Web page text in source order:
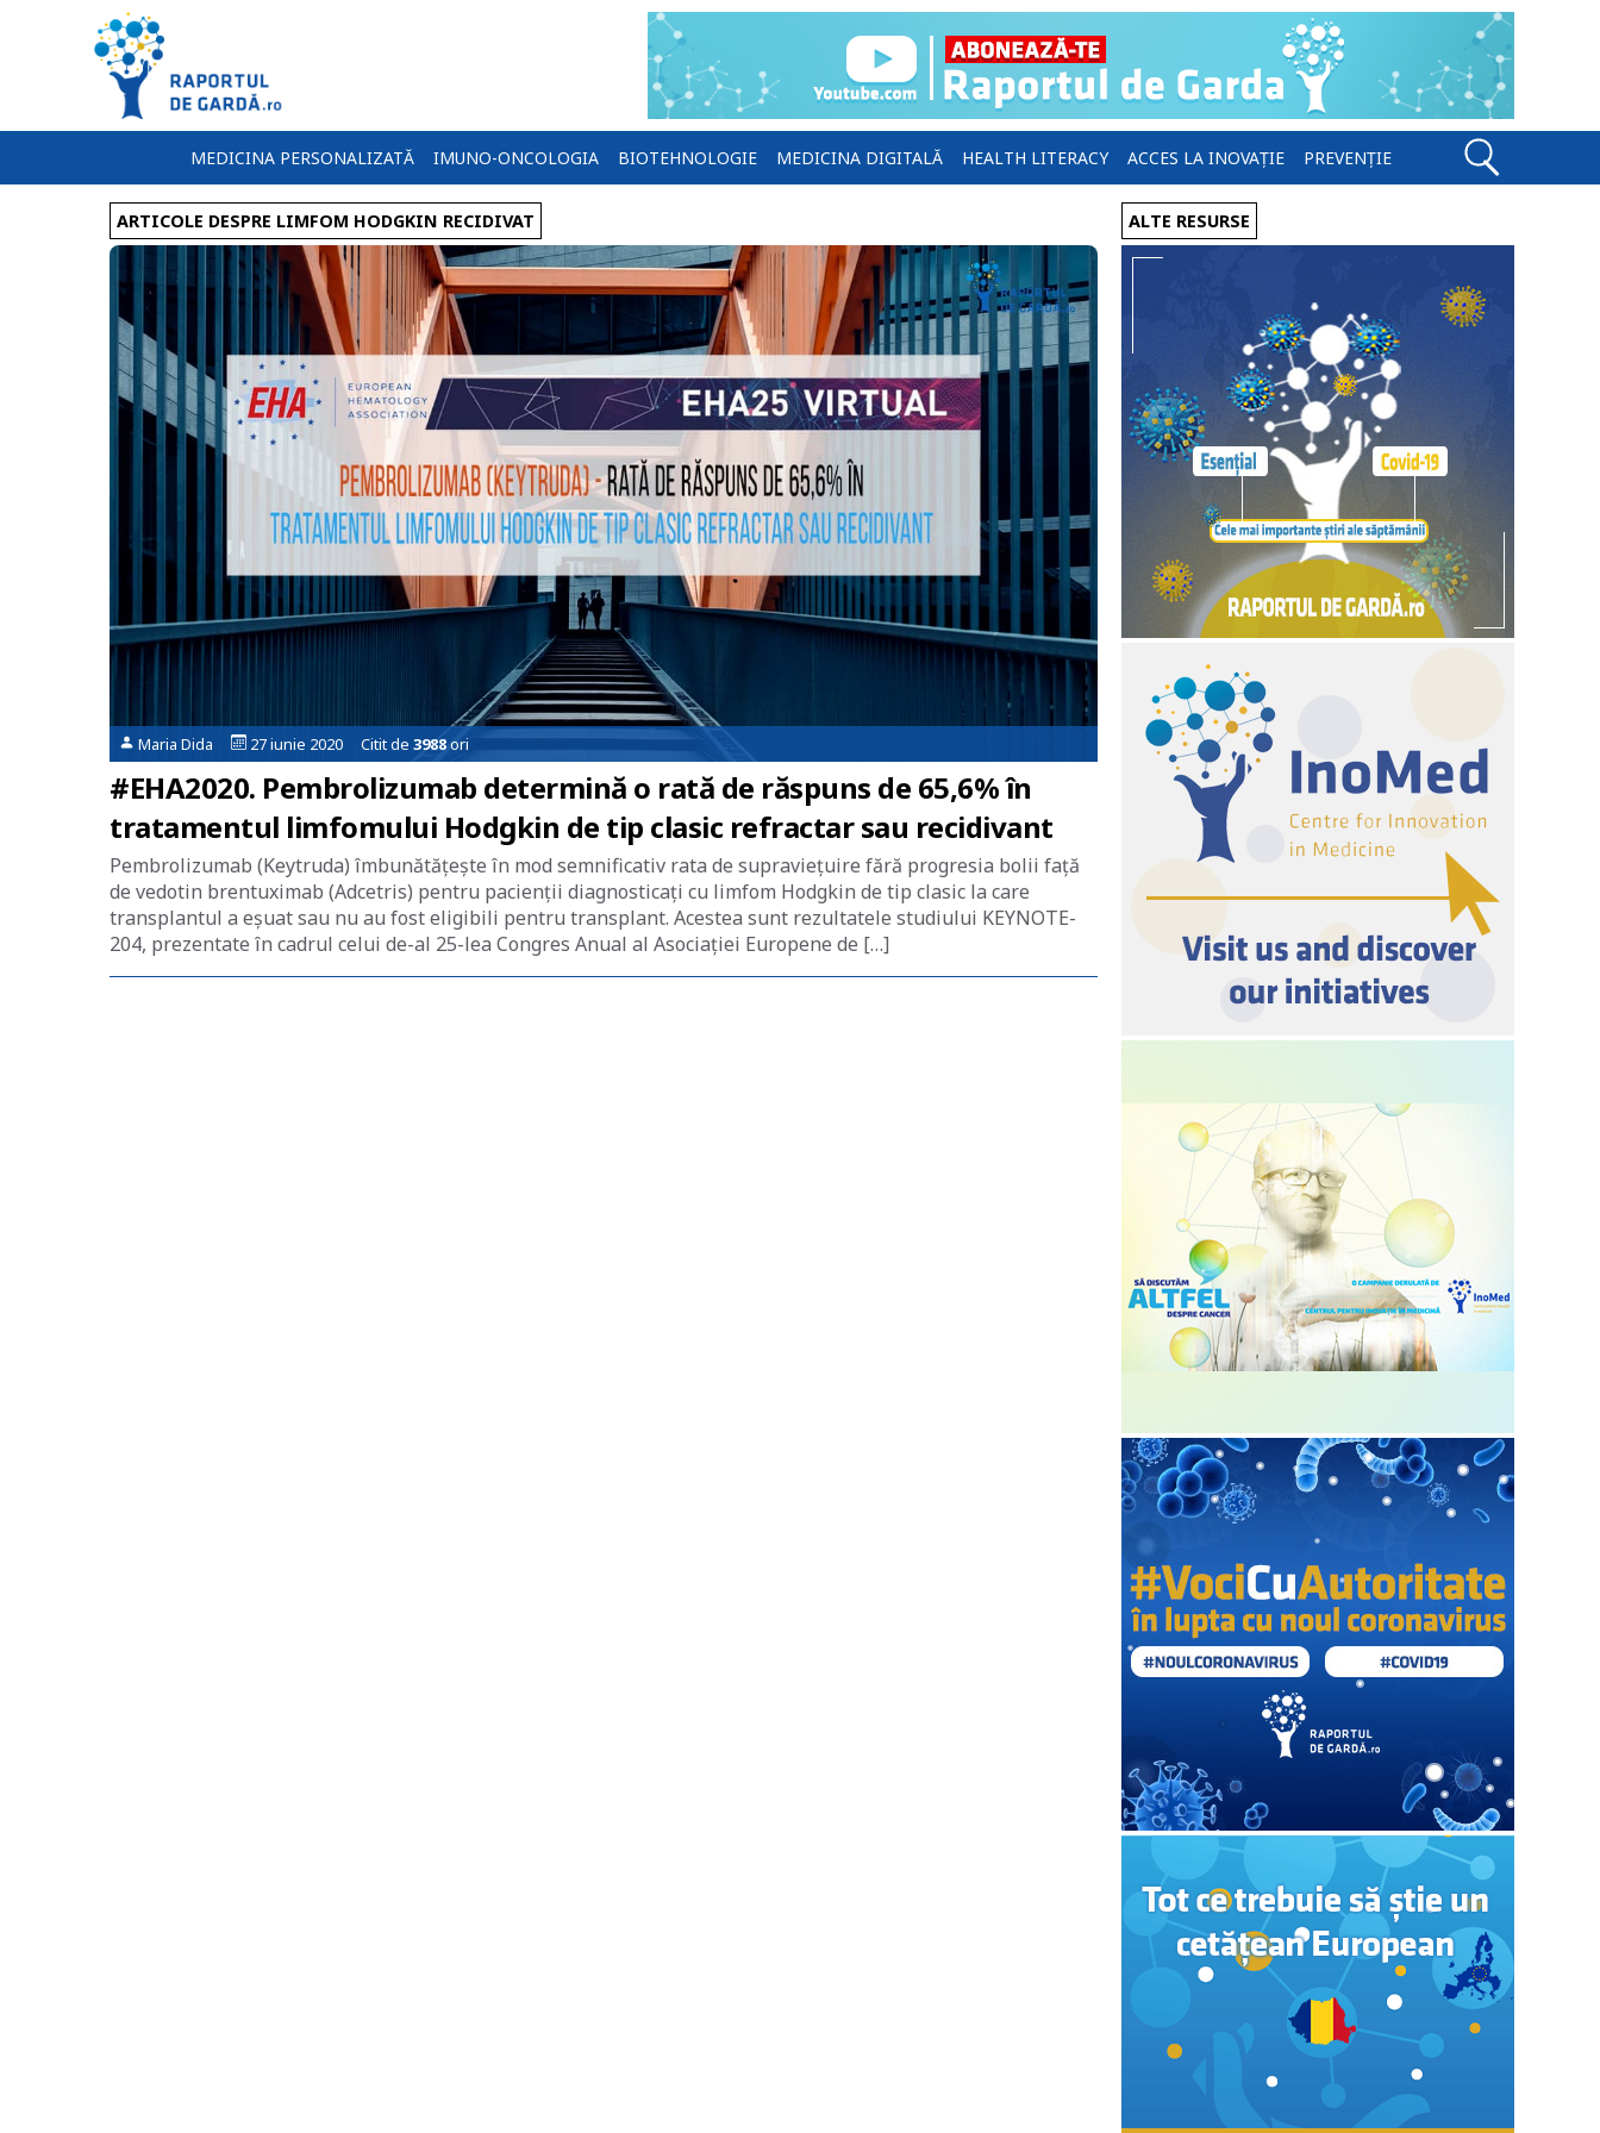
MEDICINA PERSONALIZATĂ IMUNO-ONCOLOGIA BIOTEHNOLOGIE MEDICINA DIGITALĂ HEALTH LITERACY ACCES LA INOVAȚIE PREVENȚIE
ARTICOLE DESPRE LIMFOM HODGKIN RECIDIVAT
Maria Dida 27 iunie 2020 Citit de 3988ori
#EHA2020. Pembrolizumab determină o rată de răspuns de 65,6% în
tratamentul limfomului Hodgkin de tip clasic refractar sau recidivant
Pembrolizumab (Keytruda) îmbunătățește în mod semnificativ rata de supraviețuire fără progresia bolii față
de vedotin brentuximab (Adcetris) pentru pacienții diagnosticați cu limfom Hodgkin de tip clasic la care
transplantul a eșuat sau nu au fost eligibili pentru transplant. Acestea sunt rezultatele studiului KEYNOTE-
204, prezentate în cadrul celui de-al 25-lea Congres Anual al Asociației Europene de […]
ALTE RESURSE